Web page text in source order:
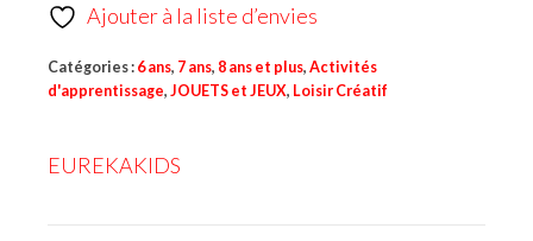
Ajouter à la liste d’envies
Catégories : 6 ans, 7 ans, 8 ans et plus, Activités
d'apprentissage, JOUETS et JEUX, Loisir Créatif
EUREKAKIDS